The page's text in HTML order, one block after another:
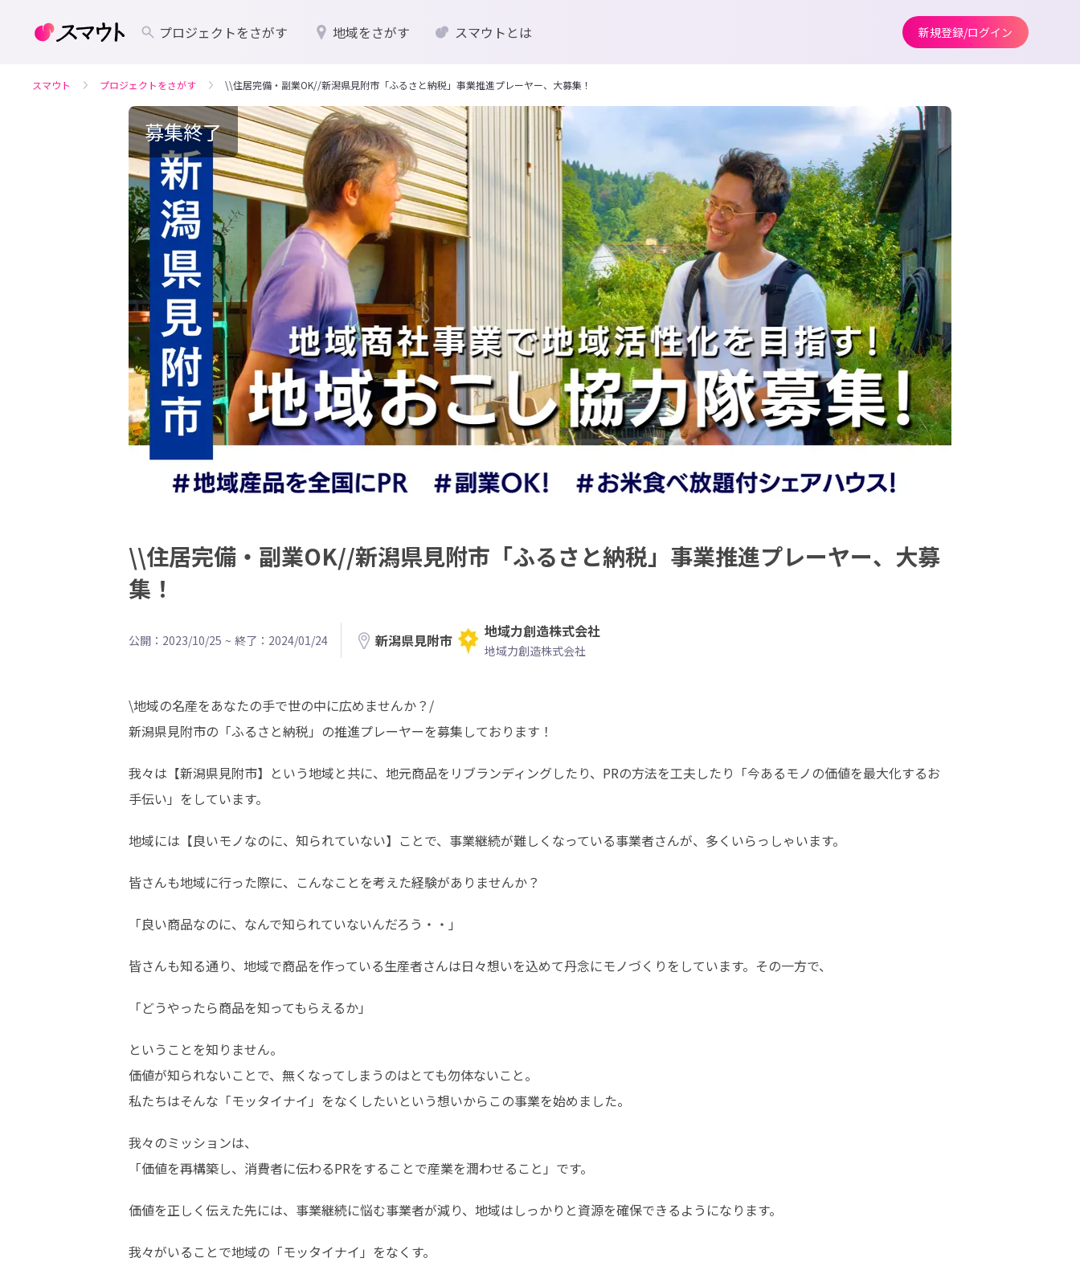
プロジェクトをさがす 地域をさがす スマウトとは 新規登録/ログイン
スマウト プロジェクトをさがす \\住居完備・副業OK//新潟県見附市「ふるさと納税」事業推進プレーヤー、大募集！
募集終了
\\住居完備・副業OK//新潟県見附市「ふるさと納税」事業推進プレーヤー、大募
集！
公開：2023/10/25 ~ 終了：2024/01/24 新潟県見附市 地域力創造株式会社
地域力創造株式会社
\地域の名産をあなたの手で世の中に広めませんか？/
新潟県見附市の「ふるさと納税」の推進プレーヤーを募集しております！
我々は【新潟県見附市】という地域と共に、地元商品をリブランディングしたり、PRの方法を工夫したり「今あるモノの価値を最大化するお
手伝い」をしています。
地域には【良いモノなのに、知られていない】ことで、事業継続が難しくなっている事業者さんが、多くいらっしゃいます。
皆さんも地域に行った際に、こんなことを考えた経験がありませんか？
「良い商品なのに、なんで知られていないんだろう・・」
皆さんも知る通り、地域で商品を作っている生産者さんは日々想いを込めて丹念にモノづくりをしています。その一方で、
「どうやったら商品を知ってもらえるか」
ということを知りません。
価値が知られないことで、無くなってしまうのはとても勿体ないこと。
私たちはそんな「モッタイナイ」をなくしたいという想いからこの事業を始めました。
我々のミッションは、
「価値を再構築し、消費者に伝わるPRをすることで産業を潤わせること」です。
価値を正しく伝えた先には、事業継続に悩む事業者が減り、地域はしっかりと資源を確保できるようになります。
我々がいることで地域の「モッタイナイ」をなくす。